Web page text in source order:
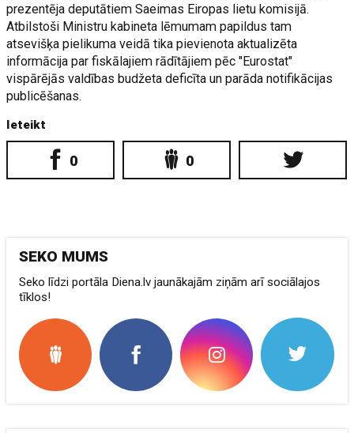
prezentēja deputātiem Saeimas Eiropas lietu komisijā.
Atbilstoši Ministru kabineta lēmumam papildus tam
atsevišķa pielikuma veidā tika pievienota aktualizēta
informācija par fiskālajiem rādītājiem pēc "Eurostat"
vispārējās valdības budžeta deficīta un parāda notifikācijas
publicēšanas.
Ieteikt
0 0
SEKO MUMS
Seko līdzi portāla Diena.lv jaunākajām ziņām arī sociālajos
tīklos!